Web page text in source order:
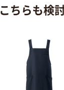
ちらも検